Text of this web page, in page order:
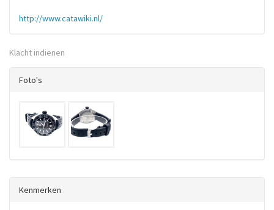
http://www.catawiki.nl/
Klacht indienen
Foto's
Kenmerken